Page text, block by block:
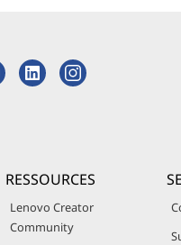
RESSOURCES
Lenovo Creator
Community